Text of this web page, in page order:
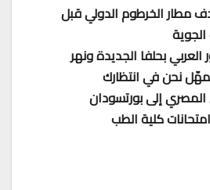
مطار الخرطوم الدولي قبل
العربي بحلفا الجديدة ونهر
نحن في انتظارك
المصري إلى بورتسودان
كلية الطب